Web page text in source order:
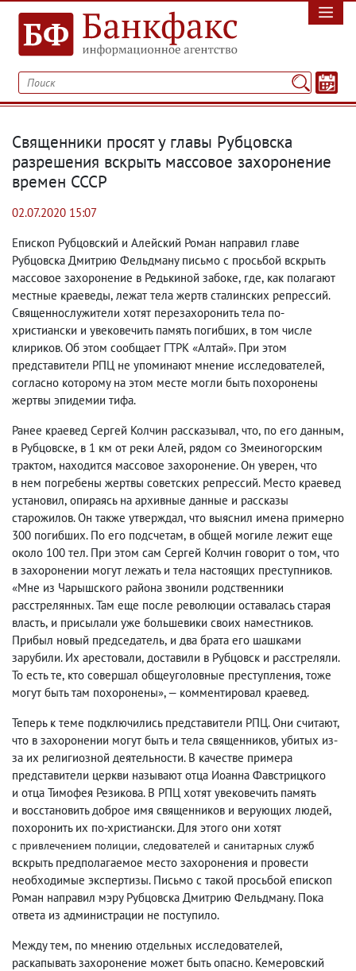
Священники просят у главы Рубцовска
разрешения вскрыть массовое захоронение
времен СССР
02.07.2020 15:07
Епископ Рубцовский и Алейский Роман направил главе
Рубцовска Дмитрию Фельдману письмо с просьбой вскрыть
массовое захоронение в Редькиной забоке, где, как полагают
местные краеведы, лежат тела жертв сталинских репрессий.
Священнослужители хотят перезахоронить тела по-
христиански и увековечить память погибших, в том числе
клириков. Об этом сообщает ГТРК «Алтай». При этом
представители РПЦ не упоминают мнение исследователей,
согласно которому на этом месте могли быть похоронены
жертвы эпидемии тифа.
Ранее краевед Сергей Колчин рассказывал, что, по его данным,
в Рубцовске, в 1 км от реки Алей, рядом со Змеиногорским
трактом, находится массовое захоронение. Он уверен, что
в нем погребены жертвы советских репрессий. Место краевед
установил, опираясь на архивные данные и рассказы
старожилов. Он также утверждал, что выяснил имена примерно
300 погибших. По его подсчетам, в общей могиле лежит еще
около 100 тел. При этом сам Сергей Колчин говорит о том, что
в захоронении могут лежать и тела настоящих преступников.
«Мне из Чарышского района звонили родственники
расстрелянных. Там еще после революции оставалась старая
власть, и присылали уже большевики своих наместников.
Прибыл новый председатель, и два брата его шашками
зарубили. Их арестовали, доставили в Рубцовск и расстреляли.
То есть те, кто совершал общеуголовные преступления, тоже
могут быть там похоронены», — комментировал краевед.
Теперь к теме подключились представители РПЦ. Они считают,
что в захоронении могут быть и тела священников, убитых из-
за их религиозной деятельности. В качестве примера
представители церкви называют отца Иоанна Фавстрицкого
и отца Тимофея Резикова. В РПЦ хотят увековечить память
и восстановить доброе имя священников и верующих людей,
похоронить их по-христиански. Для этого они хотят
с привлечением полиции, следователей и санитарных служб
вскрыть предполагаемое место захоронения и провести
необходимые экспертизы. Письмо с такой просьбой епископ
Роман направил мэру Рубцовска Дмитрию Фельдману. Пока
ответа из администрации не поступило.
Между тем, по мнению отдельных исследователей,
раскапывать захоронение может быть опасно. Кемеровский